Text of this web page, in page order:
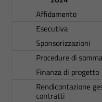
Affidamento
Esecutiva
Sponsorizzazioni
Procedure di
Finanza di progetto
Rendicontazione
contratti